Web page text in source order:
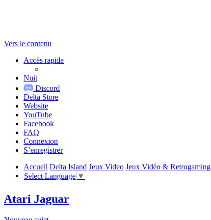
Vers le contenu
Accès rapide
Nuit
Discord
Delta Store
Website
YouTube
Facebook
FAQ
Connexion
S’enregistrer
Accueil Delta Island Jeux Video Jeux Vidéo & Retrogaming
Select Language ▼
Atari Jaguar